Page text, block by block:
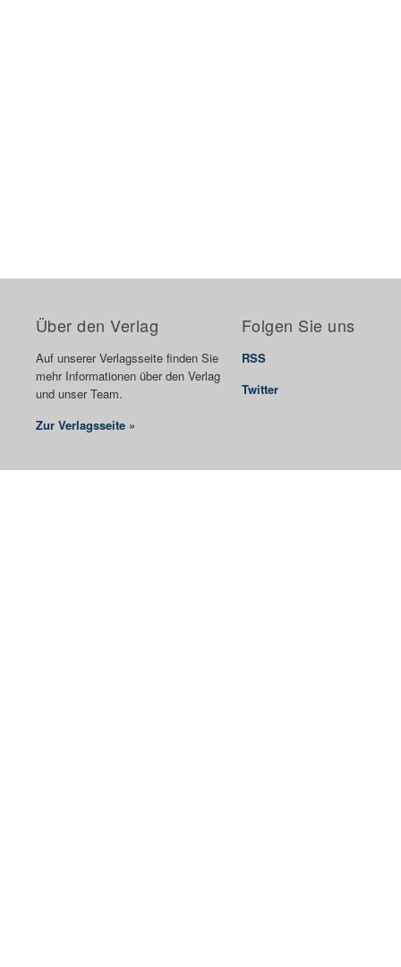
Über den Verlag
Auf unserer Verlagsseite finden Sie
mehr Informationen über den Verlag
und unser Team.
Zur Verlagsseite »
Folgen Sie uns
RSS
Twitter